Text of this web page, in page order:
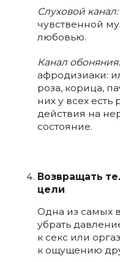
Слуховой канал:
чувственной
любовью.
Канал обоняния:
афродизиаки:
роза, корица,
них у всех есть
действия на
состояние.
Возвращать
цели
Одна из самых
убрать
к секс или
к ощущению